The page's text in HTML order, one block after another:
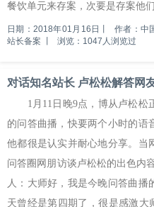
餐饮单元来存案，次要是存案他
日期：2018年01月16日 作者：中
站长备案
浏览：1047人浏览过
对话知名站长 卢松松解答网
1月11日晚9点，博从卢松松
的问答曲播，快要两个小时的语
他都很是认实并耐心地分享。当
问答圈网朋访谈卢松松的出色
人：大师好，我是今晚问答曲播
天曾经是第四期了，很是感激大